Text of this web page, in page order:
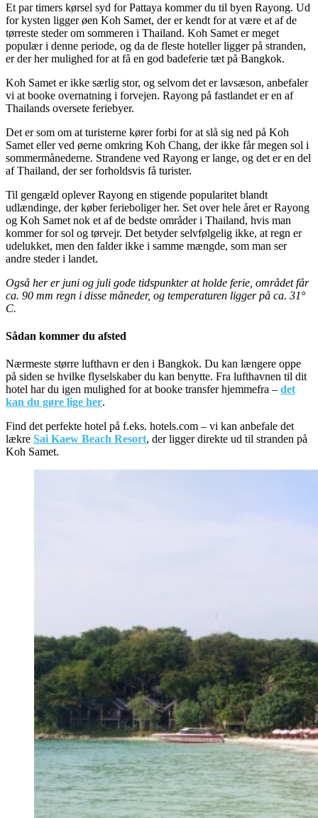
Et par timers kørsel syd for Pattaya kommer du til byen Rayong. Ud
for kysten ligger øen Koh Samet, der er kendt for at være et af de
tørreste steder om sommeren i Thailand. Koh Samet er meget
populær i denne periode, og da de fleste hoteller ligger på stranden,
er der her mulighed for at få en god badeferie tæt på Bangkok.
Koh Samet er ikke særlig stor, og selvom det er lavsæson, anbefaler
vi at booke overnatning i forvejen. Rayong på fastlandet er en af
Thailands oversete feriebyer.
Det er som om at turisterne kører forbi for at slå sig ned på Koh
Samet eller ved øerne omkring Koh Chang, der ikke får megen sol i
sommermånederne. Strandene ved Rayong er lange, og det er en del
af Thailand, der ser forholdsvis få turister.
Til gengæld oplever Rayong en stigende popularitet blandt
udlændinge, der køber ferieboliger her. Set over hele året er Rayong
og Koh Samet nok et af de bedste områder i Thailand, hvis man
kommer for sol og tørvejr. Det betyder selvfølgelig ikke, at regn er
udelukket, men den falder ikke i samme mængde, som man ser
andre steder i landet.
Også her er juni og juli gode tidspunkter at holde ferie, området får
ca. 90 mm regn i disse måneder, og temperaturen ligger på ca. 31°
C.
Sådan kommer du afsted
Nærmeste større lufthavn er den i Bangkok. Du kan længere oppe
på siden se hvilke flyselskaber du kan benytte. Fra lufthavnen til dit
hotel har du igen mulighed for at booke transfer hjemmefra – det
kan du gøre lige her.
Find det perfekte hotel på f.eks. hotels.com – vi kan anbefale det
lækre Sai Kaew Beach Resort, der ligger direkte ud til stranden på
Koh Samet.